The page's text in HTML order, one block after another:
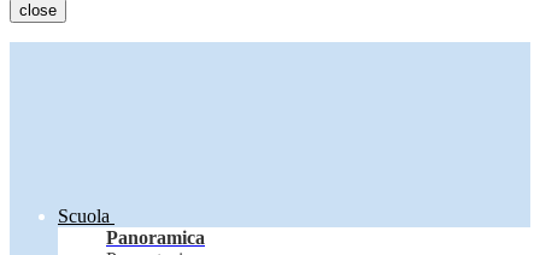
close
Scuola
Panoramica